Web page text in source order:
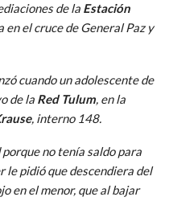
de la Estación
en el cruce de General Paz y
cuando un adolescente de
de la Red Tulum, en la
, interno 148.
no tenía saldo para
le pidió que descendiera del
en el menor, que al bajar